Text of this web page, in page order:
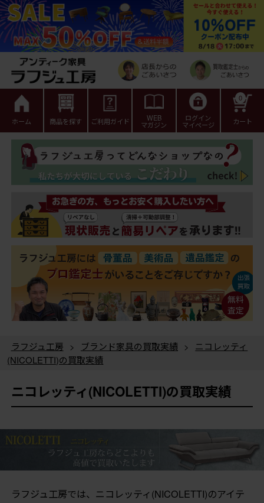
ホーム 商品を探す ご利用ガイド WEB
マガジン
ログイン
マイページ カート
0
ラフジュ工房 > ブランド家具の買取実績 >
ニコレッティ
(NICOLETTI)の買取実績
ニコレッティ(NICOLETTI)の買取実績
ラフジュ工房では、ニコレッティ(NICOLETTI)のアイテ